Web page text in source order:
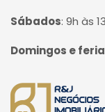
Sábados: 9h às
Domingos e
Página inicial